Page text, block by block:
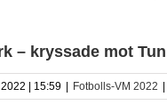
– kryssade mot
| 15:59 Fotbolls-VM 2022